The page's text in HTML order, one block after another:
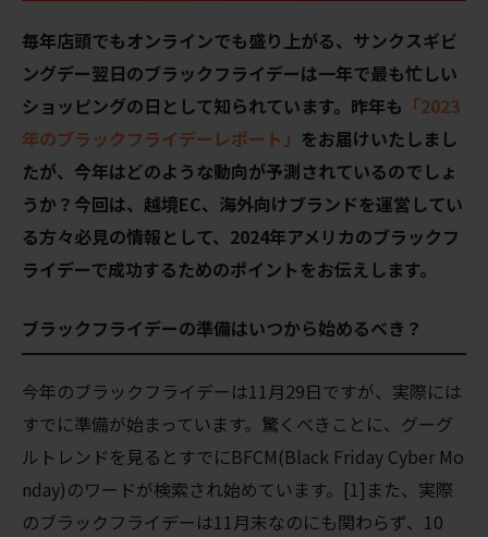
毎年店頭でもオンラインでも盛り上がる、サンクスギビ
ングデー翌日のブラックフライデーは一年で最も忙しい
ショッピングの日として知られています。 昨年も 「2023
年のブラックフライデーレポート」 をお届けいたしまし
たが、今年はどのような動向が予測されているのでしょ
うか？ 今回は、 越境EC、海外向けブランドを運営してい
る方々必見の情報として、 2024年アメリカのブラックフ
ライデーで成功するためのポイントをお伝えします。
ブラックフライデーの準備はいつから始めるべき？
今年のブラックフライデーは11月29日ですが、実際には
すでに準備が始まっています。驚くべきことに、グーグ
ルトレンドを見るとすでにBFCM(Black Friday Cyber Mo
nday)のワードが検索され始めています。[1]また、実際
のブラックフライデーは11月末なのにも関わらず、10